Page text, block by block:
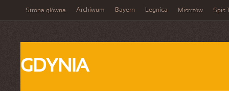
Strona główna Archiwum Bayern Legnica Mistrzów Spis
GDYNIA